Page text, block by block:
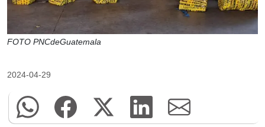
FOTO PNCdeGuatemala
2024-04-29